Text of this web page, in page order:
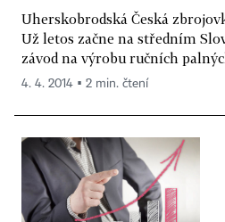
Uherskobrodská Česká
Už letos začne na středním
závod na výrobu ručních
4. 4. 2014 ▪ 2 min. čtení